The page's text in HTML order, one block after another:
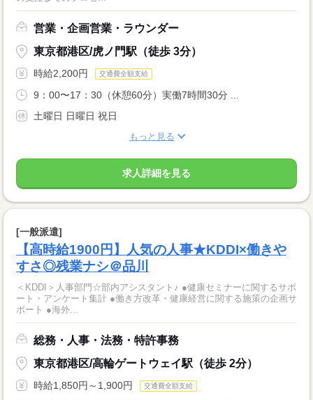
営業・企画営業・ラウンダー
東京都港区/虎ノ門駅（徒歩 3分）
時給2,200円 交通費全額支給
9：00〜17：30（休憩60分）実働7時間30分 ...
土曜日 日曜日 祝日
もっと見る
求人詳細を見る
[一般派遣]
【高時給1900円】人気の人事★KDDI×働きや
すさ◎残業ナシ＠品川
＜KDDI＞人事部門☆部内アシスタント♪ ●健康セミナーに関するサポ
ート・アンケート集計 ●働き方改革・健康経営に関する施策の企画サ
ポート ●海外...
総務・人事・法務・特許事務
東京都港区/高輪ゲートウェイ駅（徒歩 2分）
時給1,850円～1,900円 交通費全額支給